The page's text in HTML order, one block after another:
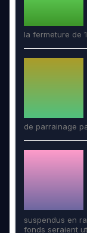
la fermeture de
de parrainage
suspendus en
fonds seraient